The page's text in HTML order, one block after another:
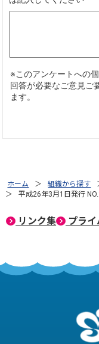
ホーム 組織から探す
平成26年3月1日発行
リンク集 プライ